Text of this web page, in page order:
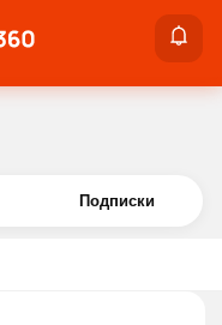
Войти
Подписки